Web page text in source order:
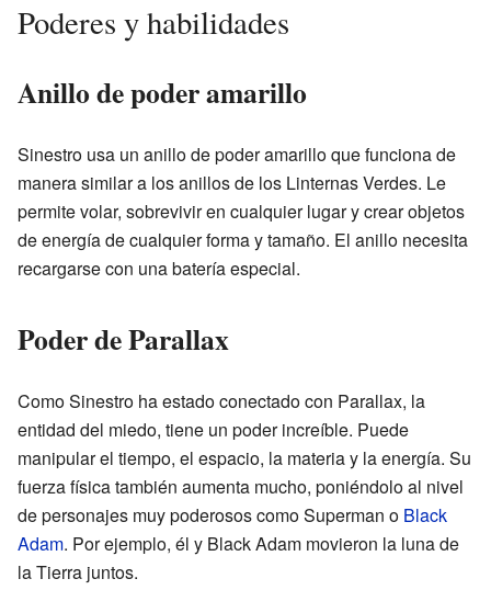
Poderes y habilidades
Anillo de poder amarillo
Sinestro usa un anillo de poder amarillo que funciona de
manera similar a los anillos de los Linternas Verdes. Le
permite volar, sobrevivir en cualquier lugar y crear objetos
de energía de cualquier forma y tamaño. El anillo necesita
recargarse con una batería especial.
Poder de Parallax
Como Sinestro ha estado conectado con Parallax, la
entidad del miedo, tiene un poder increíble. Puede
manipular el tiempo, el espacio, la materia y la energía. Su
fuerza física también aumenta mucho, poniéndolo al nivel
de personajes muy poderosos como Superman o Black
Adam. Por ejemplo, él y Black Adam movieron la luna de
la Tierra juntos.